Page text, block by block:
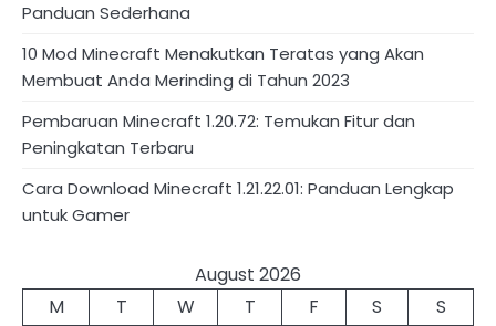
Panduan Sederhana
10 Mod Minecraft Menakutkan Teratas yang Akan
Membuat Anda Merinding di Tahun 2023
Pembaruan Minecraft 1.20.72: Temukan Fitur dan
Peningkatan Terbaru
Cara Download Minecraft 1.21.22.01: Panduan Lengkap
untuk Gamer
August 2026
M
T W T F S
S